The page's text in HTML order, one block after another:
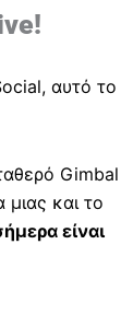
αυτό το
Gimbal
και το
είναι